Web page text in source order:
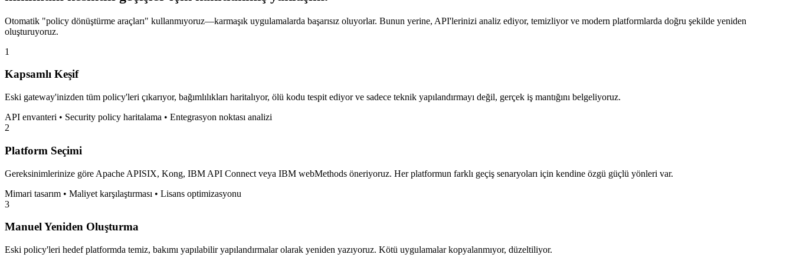
Otomatik "policy dönüştürme araçları" kullanmıyoruz—karmaşık uygulamalarda başarısız oluyorlar. Bunun yerine, API'lerinizi analiz ediyor, temizliyor ve modern platformlarda doğru şekilde yeniden
oluşturuyoruz.
1
Kapsamlı Keşif
Eski gateway'inizden tüm policy'leri çıkarıyor, bağımlılıkları haritalıyor, ölü kodu tespit ediyor ve sadece teknik yapılandırmayı değil, gerçek iş mantığını belgeliyoruz.
API envanteri • Security policy haritalama • Entegrasyon noktası analizi
2
Platform Seçimi
Gereksinimlerinize göre Apache APISIX, Kong, IBM API Connect veya IBM webMethods öneriyoruz. Her platformun farklı geçiş senaryoları için kendine özgü güçlü yönleri var.
Mimari tasarım • Maliyet karşılaştırması • Lisans optimizasyonu
3
Manuel Yeniden Oluşturma
Eski policy'leri hedef platformda temiz, bakımı yapılabilir yapılandırmalar olarak yeniden yazıyoruz. Kötü uygulamalar kopyalanmıyor, düzeltiliyor.